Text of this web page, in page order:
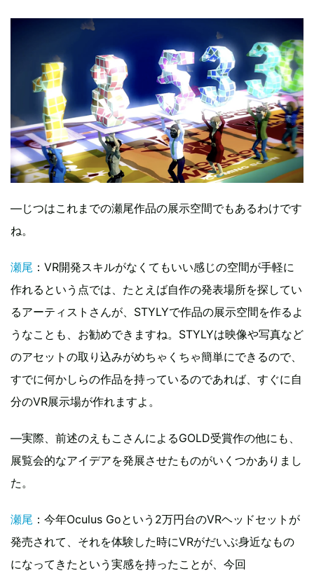
—じつはこれまでの瀬尾作品の展示空間でもあるわけです
ね。
瀬尾 ：VR開発スキルがなくてもいい感じの空間が手軽に
作れるという点では、たとえば自作の発表場所を探してい
るアーティストさんが、STYLYで作品の展示空間を作るよ
うなことも、お勧めできますね。STYLYは映像や写真など
のアセットの取り込みがめちゃくちゃ簡単にできるので、
すでに何かしらの作品を持っているのであれば、すぐに自
分のVR展示場が作れますよ。
—実際、前述のえもこさんによるGOLD受賞作の他にも、
展覧会的なアイデアを発展させたものがいくつかありまし
た。
瀬尾 ：今年Oculus Goという2万円台のVRヘッドセットが
発売されて、それを体験した時にVRがだいぶ身近なもの
になってきたという実感を持ったことが、今回